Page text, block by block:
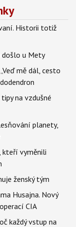
Historii totiž
došlo u Mety
mě dál, cesto
na vzdušné
planety,
kteří vyměnili
ženský tým
Husajna. Nový
CIA
každý vstup na